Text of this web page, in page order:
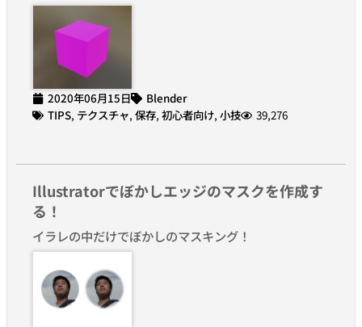
2020年06月15日
Blender
TIPS, テクスチャ, 保存, 初心者向け, 小技 39,276
Illustratorでぼかしエッジのマスクを作成す
る！
イラレの中だけでぼかしのマスキング！